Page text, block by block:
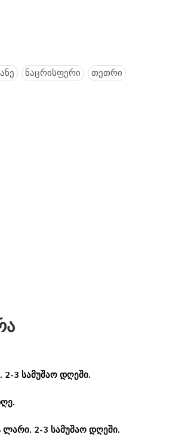
ნაცრისფერი თეთრი
3 სამუშაო დღეში.
2-3 სამუშაო დღეში.